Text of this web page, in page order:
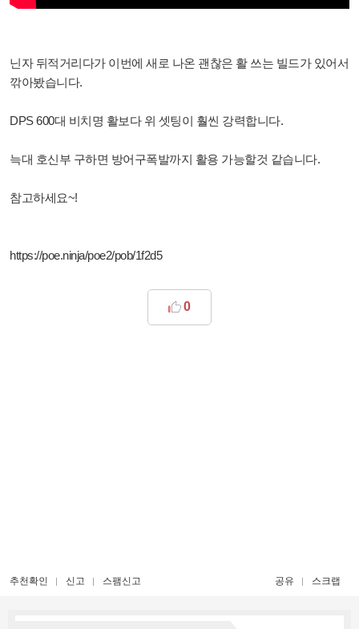
닌자 뒤적거리다가 이번에 새로 나온 괜찮은 활 쓰는 빌드가 있어서
깎아봤습니다.
DPS 600대 비치명 활보다 위 셋팅이 훨씬 강력합니다.
늑대 호신부 구하면 방어구폭발까지 활용 가능할것 같습니다.
참고하세요~!
https://poe.ninja/poe2/pob/1f2d5
0
추천확인 신고 스팸신고 공유 스크랩